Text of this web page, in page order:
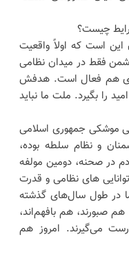
چیست؟
این است که اولاً واقعیت
فقط در میدان نظامی
هم فعال است. هدفش
را بگیرد. ملت ما نباید
موشکی جمهوری اسلامی
و نظام سلطه بوده،
در صحنه، دومین مولفه
های نظامی و قدرت
در طول سال‌های گذشته
صبورند، هم بافهم‌اند،
می‌گیرند. امروز هم